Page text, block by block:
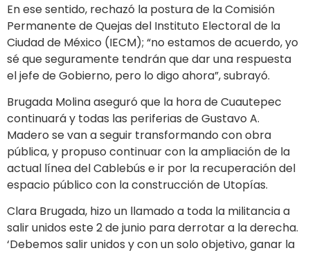
En ese sentido, rechazó la postura de la Comisión
Permanente de Quejas del Instituto Electoral de la
Ciudad de México (IECM); “no estamos de acuerdo, yo
sé que seguramente tendrán que dar una respuesta
el jefe de Gobierno, pero lo digo ahora”, subrayó.
Brugada Molina aseguró que la hora de Cuautepec
continuará y todas las periferias de Gustavo A.
Madero se van a seguir transformando con obra
pública, y propuso continuar con la ampliación de la
actual línea del Cablebús e ir por la recuperación del
espacio público con la construcción de Utopías.
Clara Brugada, hizo un llamado a toda la militancia a
salir unidos este 2 de junio para derrotar a la derecha.
‘Debemos salir unidos y con un solo objetivo, ganar la